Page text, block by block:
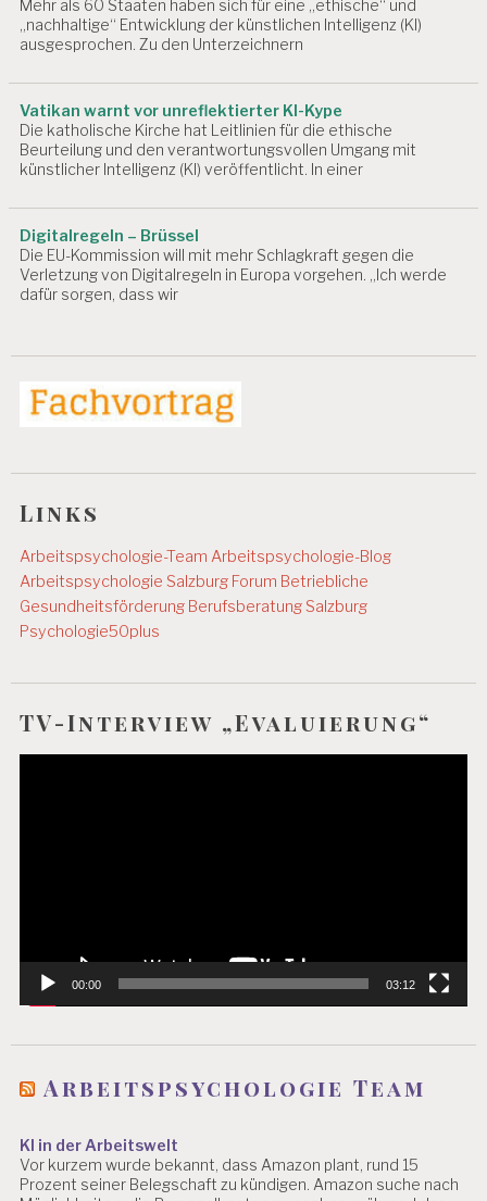
Mehr als 60 Staaten haben sich für eine „ethische“ und
„nachhaltige“ Entwicklung der künstlichen Intelligenz (KI)
ausgesprochen. Zu den Unterzeichnern
Vatikan warnt vor unreflektierter KI-Kype
Die katholische Kirche hat Leitlinien für die ethische
Beurteilung und den verantwortungsvollen Umgang mit
künstlicher Intelligenz (KI) veröffentlicht. In einer
Digitalregeln – Brüssel
Die EU-Kommission will mit mehr Schlagkraft gegen die
Verletzung von Digitalregeln in Europa vorgehen. „Ich werde
dafür sorgen, dass wir
Links
Arbeitspsychologie-TeamArbeitspsychologie-Blog
Arbeitspsychologie Salzburg Forum Betriebliche
Gesundheitsförderung Berufsberatung Salzburg
Psychologie50plus
TV-Interview „Evaluierung“
00:00 03:12
Arbeitspsychologie Team
KI in der Arbeitswelt
Vor kurzem wurde bekannt, dass Amazon plant, rund 15
Prozent seiner Belegschaft zu kündigen. Amazon suche nach